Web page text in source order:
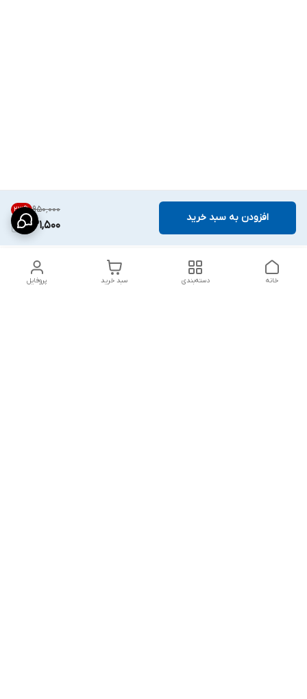
۹۵۰٬۰۰۰ 23%
731,500
افزودن به سبد خرید
پروفایل سبد خرید دسته‌بندی خانه